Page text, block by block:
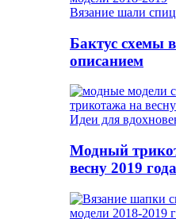
Вязание шали
Бактус схемы
описанием
Идеи для
Модный
весну 2019 года